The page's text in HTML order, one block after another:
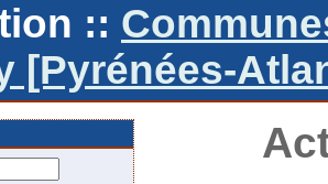
::
[Pyrénées-